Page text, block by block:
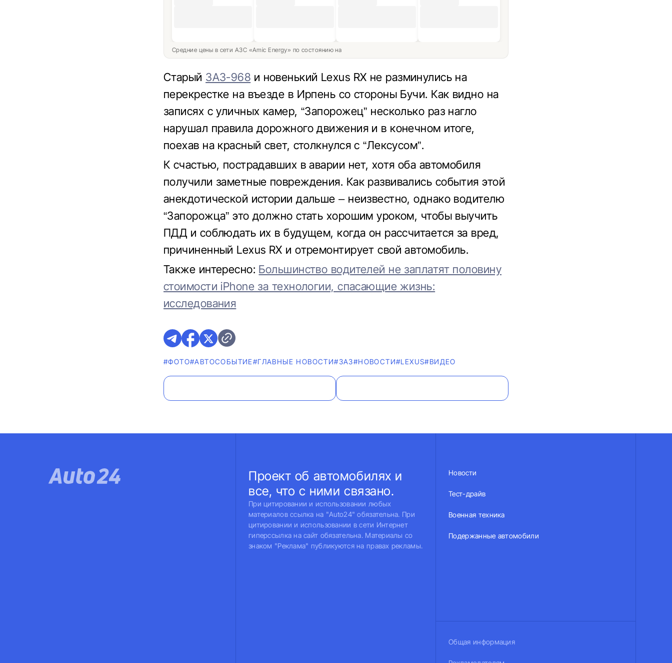
Средние цены в сети АЗС «Amic Energy» по состоянию на
Старый ЗАЗ-968 и новенький Lexus RX не разминулись на
перекрестке на въезде в Ирпень со стороны Бучи. Как видно на
записях с уличных камер, “Запорожец” несколько раз нагло
нарушал правила дорожного движения и в конечном итоге,
поехав на красный свет, столкнулся с “Лексусом”.
К счастью, пострадавших в аварии нет, хотя оба автомобиля
получили заметные повреждения. Как развивались события этой
анекдотической истории дальше – неизвестно, однако водителю
“Запорожца” это должно стать хорошим уроком, чтобы выучить
ПДД и соблюдать их в будущем, когда он рассчитается за вред,
причиненный Lexus RX и отремонтирует свой автомобиль.
Также интересно: Большинство водителей не заплатят половину
стоимости iPhone за технологии, спасающие жизнь:
исследования
#ФОТО#АВТОСОБЫТИЕ#ГЛАВНЫЕ НОВОСТИ#ЗАЗ#НОВОСТИ#LEXUS#ВИДЕО
Проект об автомобилях и
все, что с ними связано.
При цитировании и использовании любых
материалов ссылка на "Auto24" обязательна. При
цитировании и использовании в сети Интернет
гиперссылка на сайт обязательна. Материалы со
знаком "Реклама" публикуются на правах рекламы.
Новости
Тест-драйв
Военная техника
Подержанные автомобили
Общая информация